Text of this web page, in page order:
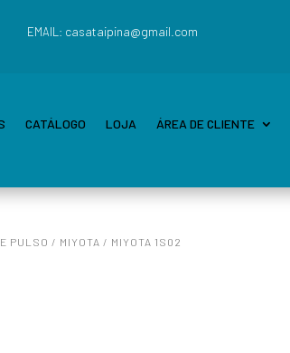
EMAIL: casataipina@gmail.com
CATÁLOGO LOJA ÁREA DE CLIENTE
PULSO / MIYOTA / MIYOTA 1S02